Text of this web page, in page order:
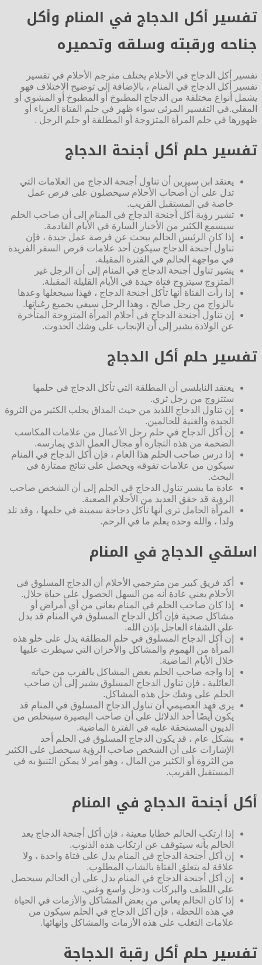
تفسير أكل الدجاج في المنام وأكل
جناحه ورقبته وسلقه وتحميره
تفسير أكل الدجاج في الأحلام يختلف مترجم الأحلام في تفسير
تفسير أكل الدجاج في المنام ، بالإضافة إلى توضيح الاختلاف فهو
يشمل أنواع مختلفة من الدجاج المطبوخ أو المطبوخ أو المشوي أو
المقلي.في التفسير المرئي سواء ظهر في حلم الفتاة العزباء أو
ظهورها في حلم المرأة المتزوجة أو المطلقة أو حلم الرجل .
تفسير حلم أكل أجنحة الدجاج
يعتقد ابن سيرين أن تناول أجنحة الدجاج من العلامات التي
تدل على أن أصحاب الأحلام سيحصلون على فرص عمل
خاصة في المستقبل القريب.
تشير رؤية أكل أجنحة الدجاج في المنام إلى أن صاحب الحلم
سيسمع الكثير من الأخبار السارة في الأيام القادمة.
إذا كان الرئيس الحالم يبحث عن فرصة عمل جيدة ، فإن
تناول أجنحة الدجاج سيكون أحد علامات فرص السفر الفريدة
في مواجهة الحالم في الفترة المقبلة.
يشير تناول أجنحة الدجاج في المنام إلى أن الرجل غير
المتزوج سيتزوج فتاة جيدة في الأيام القليلة المقبلة.
إذا رأت الفتاة أنها تأكل أجنحة الدجاج ، فهذا سيجعلها وعدها
بالزواج من رجل صالح ، وهذا الرجل سيفي بجميع رغباتها.
إن تناول أجنحة الدجاج في أحلام المرأة المتزوجة المتأخرة
عن الولادة يشير إلى أن الإنجاب على وشك الحدوث.
تفسير حلم أكل الدجاج
يعتقد النابلسي أن المطلقة التي تأكل الدجاج في حلمها
ستتزوج من رجل ثري.
إن تناول الدجاج اللذيذ من حيث المذاق يجلب الكثير من الثروة
الجيدة والغنية للحالمين.
إن أكل الدجاج في حلم رجل الأعمال من علامات المكاسب
الضخمة من هذه التجارة أو مجال العمل الذي يمارسه.
إذا درس صاحب الحلم هذا العام ، فإن أكل الدجاج في المنام
سيكون من علامات تفوقه ويحصل على نتائج ممتازة في
البحث.
عادة ما يشير تناول الدجاج في الحلم إلى أن الشخص صاحب
الرؤية قد حقق العديد من الأحلام الصعبة.
المرأة الحامل ترى أنها تأكل دجاجة سمينة في حلمها ، وقد تلد
ولداً ، والله وحده يعلم ما في الرحم.
اسلقي الدجاج في المنام
أكد فريق كبير من مترجمي الأحلام أن الدجاج المسلوق في
الأحلام يعني عادة أنه من السهل الحصول على حياة حلال.
إذا كان صاحب الحلم في المنام يعاني من أي أمراض أو
مشاكل صحية فإن أكل الدجاج المسلوق في المنام قد يدل
على الشفاء العاجل بإذن الله.
إن أكل الدجاج المسلوق في حلم المطلقة يدل على خلو هذه
المرأة من الهموم والمشاكل والأحزان التي سيطرت عليها
خلال الأيام الماضية.
إذا واجه صاحب الحلم بعض المشاكل بالقرب من حياته
العائلية ، فإن تناول الدجاج المسلوق يشير إلى أن صاحب
الحلم على وشك حل هذه المشاكل.
يرى فهد العصيمي أن تناول الدجاج المسلوق في المنام قد
يكون أيضًا أحد الدلائل على أن صاحب البصيرة سيتخلص من
الديون المستحقة عليه في الفترة الماضية.
بشكل عام ، قد يكون الدجاج المسلوق في الحلم أحد
الإشارات على أن الشخص صاحب الرؤية سيحصل على الكثير
من الثروة أو الكثير من المال ، وهو أمر لا يمكن التنبؤ به في
المستقبل القريب.
أكل أجنحة الدجاج في المنام
إذا ارتكب الحالم خطايا معينة ، فإن أكل أجنحة الدجاج يعد
الحالم بأنه سيتوقف عن ارتكاب هذه الذنوب.
إن أكل أجنحة الدجاج في المنام يدل على فتاة واحدة ، ولا
علاقة له بتعلق الفتاة بالشاب المطلوب.
إن أكل أجنحة الدجاج في المنام يدل على أن الحالم سيحصل
على اللطف والبركات ودخل واسع وغني.
إذا كان الحالم يعاني من بعض المشاكل والأزمات في الحياة
في هذه اللحظة ، فإن أكل الدجاج في الحلم سيكون من
علامات التغلب على هذه الأزمات والمشاكل وإنهائها.
تفسير حلم أكل رقبة الدجاجة